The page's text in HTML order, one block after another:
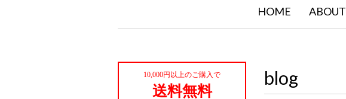
HOME ABOUT
blog
10,000円以上のご購入で
送料無料